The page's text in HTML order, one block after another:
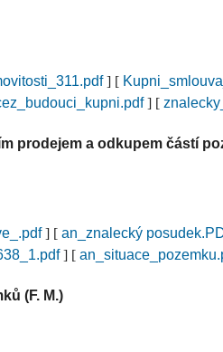
] [
] [
prodejem a odkupem částí
] [ an_znalecký
] [
(F. M.)